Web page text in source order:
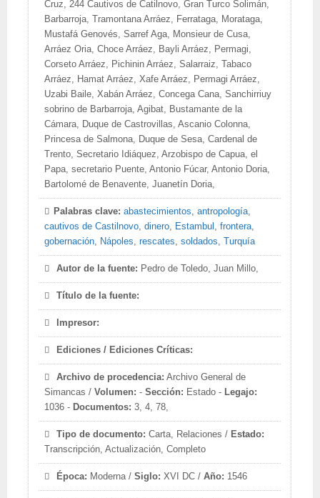
Cruz, 244 Cautivos de Catilnovo, Gran Turco Solimán,
Barbarroja, Tramontana Arráez, Ferrataga, Morataga,
Mustafá Genovés, Sarref Aga, Monsieur de Cusa,
Arráez Oria, Choce Arráez, Bayli Arráez, Permagi,
Corseto Arráez, Pichinin Arráez, Salarraiz, Tabaco
Arráez, Hamat Arráez, Xafe Arráez, Permagi Arráez,
Uzabi Baile, Xabán Arráez, Concega Cana, Sanchirriuy
sobrino de Barbarroja, Agibat, Bustamante de la
Cámara, Duque de Castrovillas, Ascanio Colonna,
Princesa de Salmona, Duque de Sesa, Cardenal de
Trento, Secretario Idiáquez, Arzobispo de Capua, el
Papa, secretario Puente, Antonio Fúcar, Antonio Doria,
Bartolomé de Benavente, Juanetín Doria,
Palabras clave:abastecimientos,antropología,
cautivos de Castilnovo,dinero, Estambul ,frontera,
gobernación, Nápoles,rescates,soldados, Turquía
Autor de la fuente: Pedro de Toledo, Juan Millo,
Título de la fuente:
Impresor:
Ediciones / Ediciones Críticas:
Archivo de procedencia: Archivo General de
Simancas /Volumen: -Sección: Estado - Legajo:
1036 - Documentos: 3, 4, 78,
Tipo de documento: Carta, Relaciones / Estado:
Transcripción, Actualización, Completo
Época: Moderna /Siglo: XVI DC /Año: 1546